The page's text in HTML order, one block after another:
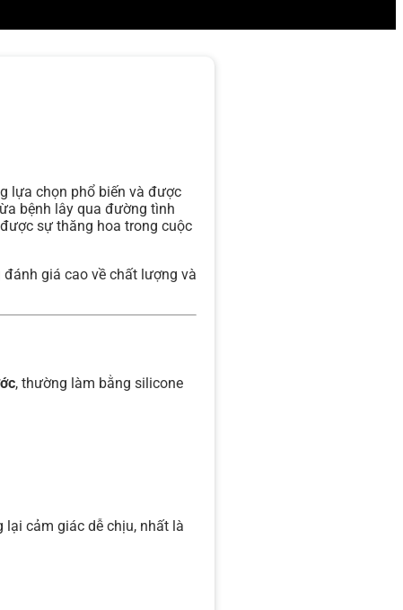
lựa chọn phổ biến và được
bệnh lây qua đường tình
sự thăng hoa trong cuộc
giá cao về chất lượng và
, thường làm bằng silicone
lại cảm giác dễ chịu, nhất là